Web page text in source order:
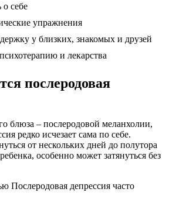
о себе
упражнения
у близких, знакомых и друзей
и лекарства
послеродовая
блюза – послеродовой меланхолии,
редко исчезает сама по себе.
от нескольких дней до полутора
особенно может затянуться без
Послеродовая депрессия часто